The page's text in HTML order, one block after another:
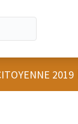
2019